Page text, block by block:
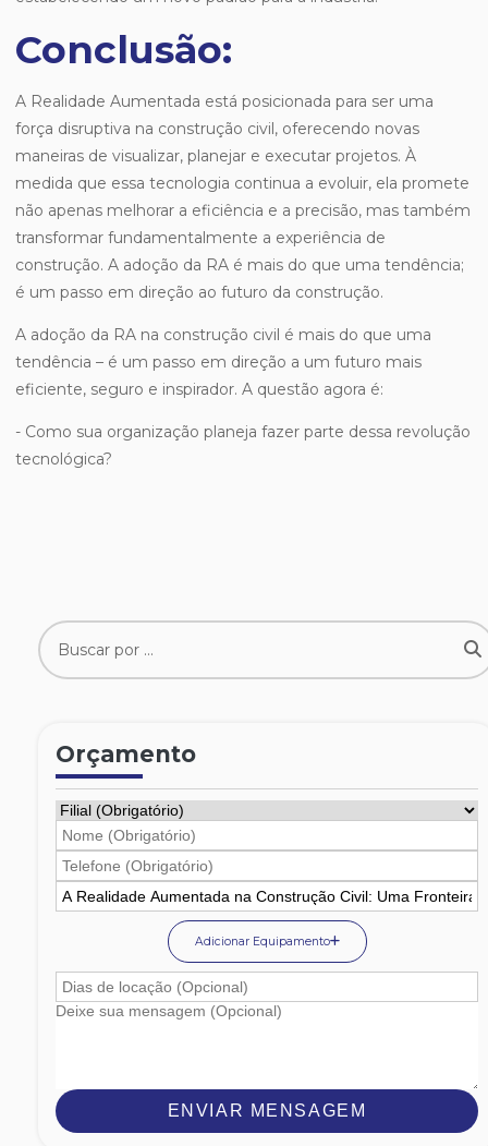
Conclusão:
A Realidade Aumentada está posicionada para ser uma
força disruptiva na construção civil, oferecendo novas
maneiras de visualizar, planejar e executar projetos. À
medida que essa tecnologia continua a evoluir, ela promete
não apenas melhorar a eficiência e a precisão, mas também
transformar fundamentalmente a experiência de
construção. A adoção da RA é mais do que uma tendência;
é um passo em direção ao futuro da construção.
A adoção da RA na construção civil é mais do que uma
tendência – é um passo em direção a um futuro mais
eficiente, seguro e inspirador. A questão agora é:
- Como sua organização planeja fazer parte dessa revolução
tecnológica?
Orçamento
Adicionar Equipamento
ENVIAR MENSAGEM